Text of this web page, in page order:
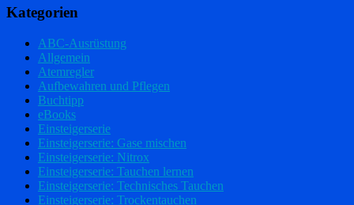
Kategorien
ABC-Ausrüstung
Allgemein
Atemregler
Aufbewahren und Pflegen
Buchtipp
eBooks
Einsteigerserie
Einsteigerserie: Gase mischen
Einsteigerserie: Nitrox
Einsteigerserie: Tauchen lernen
Einsteigerserie: Technisches Tauchen
Einsteigerserie: Trockentauchen